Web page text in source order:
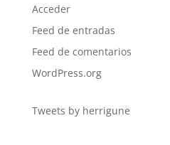
Acceder
Feed de entradas
Feed de comentarios
WordPress.org
Tweets by herrigune